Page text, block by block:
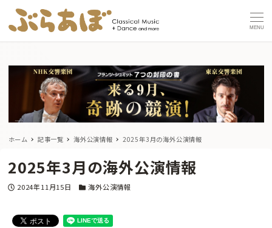
MENU
ホーム 記事一覧 海外公演情報 2025年3月の海外公演情報
2025年3月の海外公演情報
投稿日
2024年11月15日 カテゴリー
海外公演情報